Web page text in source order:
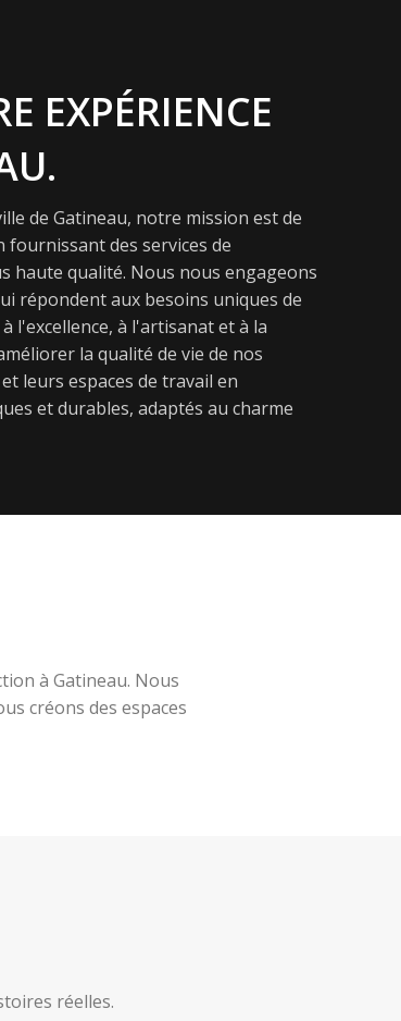
EXPÉRIENCE
de Gatineau, notre mission est de
fournissant des services de
haute qualité. Nous nous engageons
répondent aux besoins uniques de
l'excellence, à l'artisanat et à la
la qualité de vie de nos
leurs espaces de travail en
et durables, adaptés au charme
à Gatineau. Nous
créons des espaces
réelles.